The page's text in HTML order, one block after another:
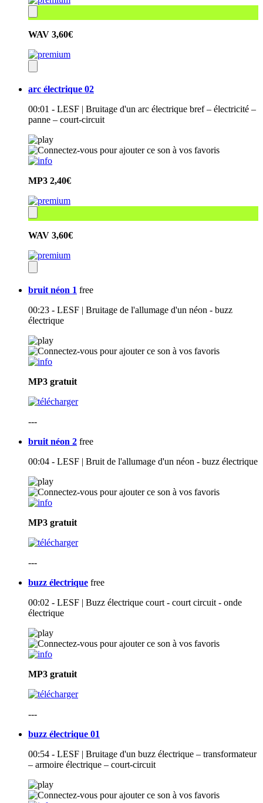
WAV 3,60€
arc électrique 02
00:01 - LESF | Bruitage d'un arc électrique bref – électricité –
panne – court-circuit
MP3 2,40€
WAV 3,60€
bruit néon 1 free
00:23 - LESF | Bruitage de l'allumage d'un néon - buzz
électrique
MP3 gratuit
---
bruit néon 2 free
00:04 - LESF | Bruit de l'allumage d'un néon - buzz électrique
MP3 gratuit
---
buzz électrique free
00:02 - LESF | Buzz électrique court - court circuit - onde
électrique
MP3 gratuit
---
buzz électrique 01
00:54 - LESF | Bruitage d'un buzz électrique – transformateur
– armoire électrique – court-circuit